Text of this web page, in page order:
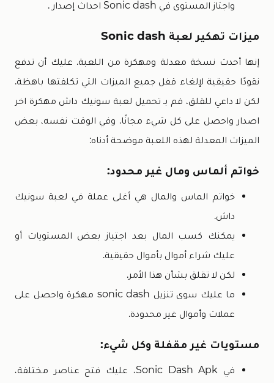
واجتاز المستوى في Sonic dash احداث إصدار .
ميزات تهكير لعبة Sonic dash
إنها أحدث نسخة معدلة ومهكرة من اللعبة. عليك أن تدفع
نقودًا حقيقية لإلغاء قفل جميع الميزات التي تكلفتها باهظة.
لكن لا داعي للقلق، قم بـ تحميل لعبة سونيك داش مهكرة اخر
اصدار واحصل على كل شيء مجانًا. وفي الوقت نفسه، بعض
الميزات المعدلة لهذه اللعبة موضحة أدناه:
خواتم ألماس ومال غير محدود:
خواتم الماس والمال هي أغلى عملة في لعبة سونيك
داش.
يمكنك كسب المال بعد اجتياز بعض المستويات أو
عليك شراء أموال بأموال حقيقية.
لكن لا تقلق بشأن هذا الأمر.
ما عليك سوى تنزيل sonic dash مهكرة واحصل على
عملات وأموال غير محدودة.
مستويات غير مقفلة وكل شيء:
في Sonic Dash Apk، عليك فتح عناصر مختلفة،